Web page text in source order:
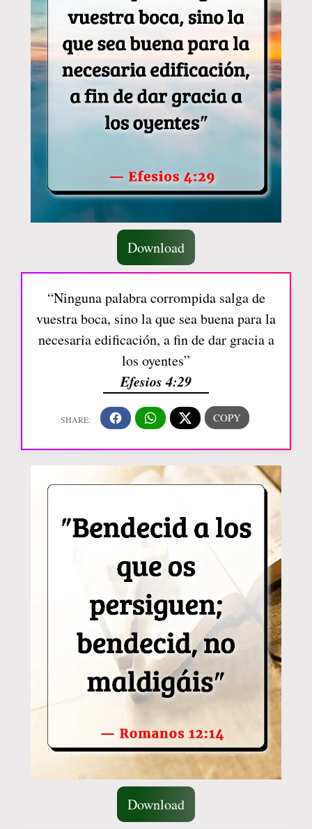
Download
“Ninguna palabra corrompida salga de
vuestra boca, sino la que sea buena para la
necesaria edificación, a fin de dar gracia a
los oyentes”
Efesios 4:29
Download